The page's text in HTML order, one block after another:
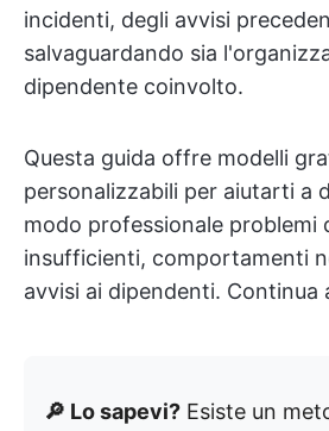
incidenti, degli avvisi
salvaguardando sia
dipendente coinvolto.
Questa guida offre modelli
personalizzabili per aiutarti a
modo professionale problemi
insufficienti, comportamenti
avvisi ai dipendenti. Continua
🔎 Lo sapevi? Esiste un